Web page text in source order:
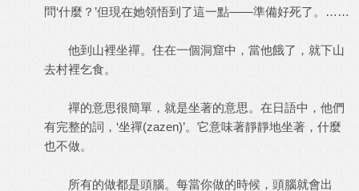
問‘什麼？’但現在她領悟到了這一點——準備好死了。……
他到山裡坐禪。住在一個洞窟中，當他餓了，就下山
去村裡乞食。
禪的意思很簡單，就是坐著的意思。在日語中，他們
有完整的詞，‘坐禪(zazen)’。它意味著靜靜地坐著，什麼
也不做。
所有的做都是頭腦。每當你做的時候，頭腦就會出